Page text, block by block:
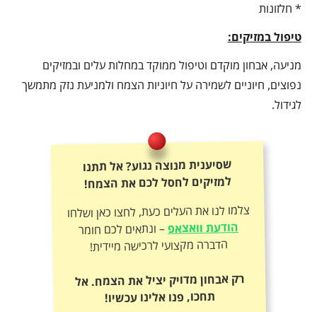
* חלזונות
טיפול במזיקים:
מניעה, אבחון מוקדם וטיפול ממוקד במחלות עלים ובמזיקים
נפוצים, חיוניים לשמירה על חיוניות הצמח ולמניעת נזק מתמשך
לגידול.
שסיענית מנוצה נגוע? אל תתנו
למזיקים לחסל לכם את הצמח!
צלמו לנו את העלים כעת, לחצו כאן ושלחו
הודעת וואצאפ– ונתאים לכם חומר
הדברה מקצועי לרכישה מיידית!
רק אבחון מדויק יציל את הצמח. אל
תחכו, פנו אלינו עכשיו!